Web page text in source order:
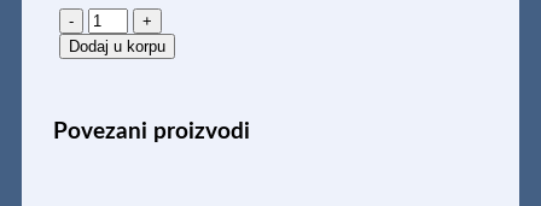
KLAMERICE
OPTIMA
24/6
Dodaj u korpu
Povezani proizvodi